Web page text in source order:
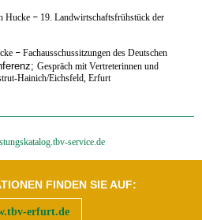
Hucke – 19. Landwirtschaftsfrühstück der
– Fachausschussitzungen des Deutschen
Gespräch mit Vertreterinnen und
Hainich/Eichsfeld, Erfurt
service.de
FINDEN SIE AUF:
erfurt.de